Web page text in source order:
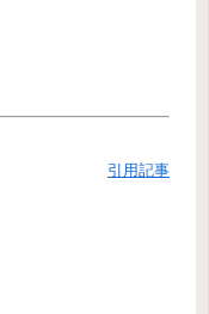
引用記事